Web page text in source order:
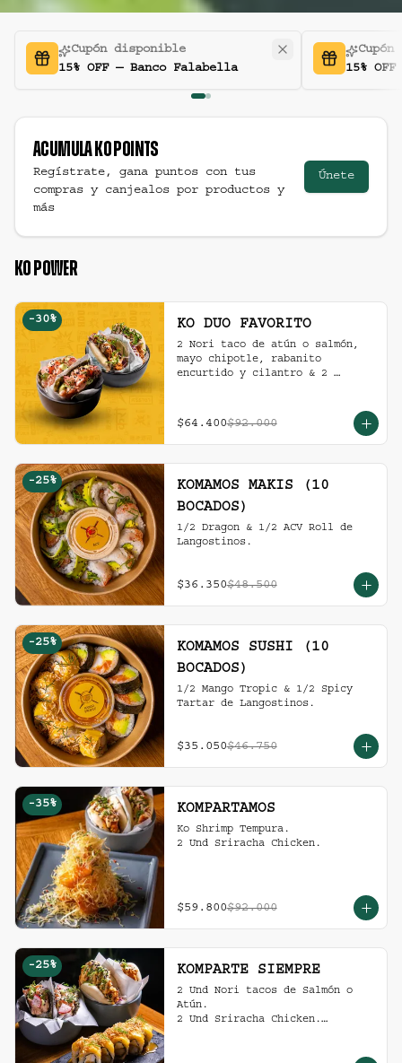
Cupón disponible
15% OFF — Banco Falabella
15%
Acumula Ko Points
Regístrate, gana puntos con tus
compras y canjealos por productos y
más
Únete
KO POWER
-30% KO DUO FAVORITO
2 Nori taco de atún o salmón,
mayo chipotle, rabanito
encurtido y cilantro & 2
picante en bao buns.
$64.400$92.000
-25%
KOMAMOS MAKIS (10
BOCADOS)
1/2 Dragon & 1/2 ACV Roll de
Langostinos.
$36.350$48.500
-25%
KOMAMOS SUSHI (10
BOCADOS)
1/2 Mango Tropic & 1/2 Spicy
Tartar de Langostinos.
$35.050$46.750
-35% KOMPARTAMOS
Ko Shrimp Tempura.
2 Und Sriracha Chicken.
$59.800$92.000
-25% KOMPARTE SIEMPRE
2 Und Nori tacos de Salmón o
Atún.
2 Und Sriracha Chicken.